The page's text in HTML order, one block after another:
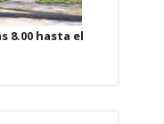
8.00 hasta el